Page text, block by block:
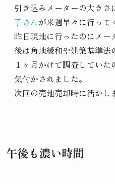
引き込みメーターの大きさ
子さんが来週早々に行って
昨日現地に行ったのにメー
後は角地緩和や建築基準法
１ヶ月かけて調査してい
気付かされました。
次回の売地売却時に活かし
午後も濃い時間